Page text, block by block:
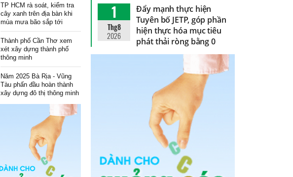
TP HCM rà soát, kiểm tra
cây xanh trên địa bàn khi
mùa mưa bão sắp tới
Thành phố Cần Thơ xem
xét xây dựng thành phố
thông minh
Năm 2025 Bà Rịa - Vũng
Tàu phấn đầu hoàn thành
xây dựng đô thị thông minh
1
Thg8
2026
Đẩy mạnh thực hiện
Tuyên bố JETP, góp phần
hiện thực hóa mục tiêu
phát thải ròng bằng 0